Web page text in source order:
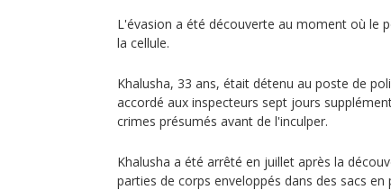
L'évasion a été découverte au moment où le
la cellule.
Khalusha, 33 ans, était détenu au poste de
accordé aux inspecteurs sept jours
crimes présumés avant de l'inculper.
Khalusha a été arrêté en juillet après la
parties de corps enveloppés dans des sacs